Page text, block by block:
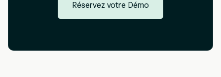
Réservez votre Démo